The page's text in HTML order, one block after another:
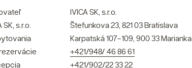
IVICA SK, s.r.o.
SK, s.r.o.
Štefunkova 23, 821 03 Bratislava
Karpatská 107-109, 900 33 Marianka
+421/948/ 46 86 61
+421/902/22 33 22